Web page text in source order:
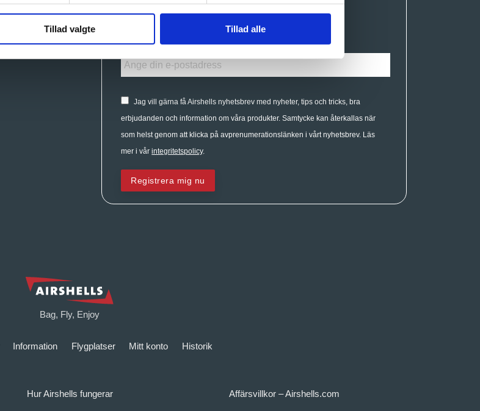
Tillad valgte Tillad alle
Nyhetsbrev
Jag vill gärna få Airshells nyhetsbrev med nyheter, tips och tricks, bra
erbjudanden och information om våra produkter. Samtycke kan återkallas när
som helst genom att klicka på avprenumerationslänken i vårt nyhetsbrev. Läs
mer i vårintegritetspolicy.
Registrera mig nu
Bag, Fly, Enjoy
Information Flygplatser Mitt konto Historik
Hur Airshells fungerar Affärsvillkor – Airshells.com